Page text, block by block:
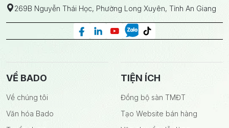
269B Nguyễn Thái Học, Phường Long Xuyên, Tỉnh An Giang
VỀ BADO
Về chúng tôi
Văn hóa Bado
TIỆN ÍCH
Đồng bộ sàn TMĐT
Tạo Website bán hàng